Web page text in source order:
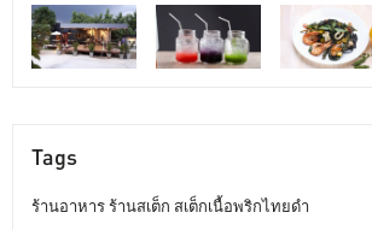
Tags
ร้านอาหาร ร้านสเต็ก สเต็กเนื้อพริกไทยดำ